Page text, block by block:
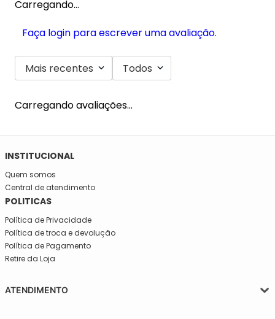
Carregando…
Faça login para escrever uma avaliação.
Mais recentes Todos
Carregando avaliações…
SE INSCREVA NA NOSSA NEWSLETTER!
Fique por dentro e seja informado em primeira mão de todas
as novidades da Mega São José!
INSTITUCIONAL
Central de atendimento